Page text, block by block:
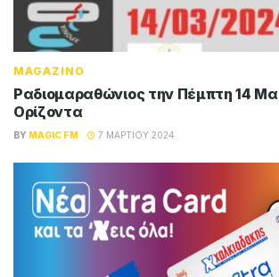
MAGAZINO
Ραδιομαραθώνιος την Πέμπτη 14
Ορίζοντα
BY MAGIC FM 7 ΜΑΡΤΊΟΥ 2024